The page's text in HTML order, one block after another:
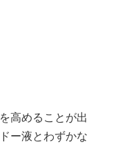
高めることが出
ー液とわずかな